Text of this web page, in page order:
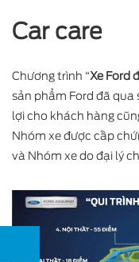
Car care
Chương trình “Xe Ford
sản phẩm Ford đã
lợi cho khách hàng
Nhóm xe được cấp
và Nhóm xe do đại lý